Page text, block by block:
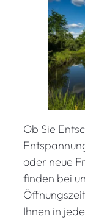
Ob Sie
oder neue
finden bei
Ihnen in